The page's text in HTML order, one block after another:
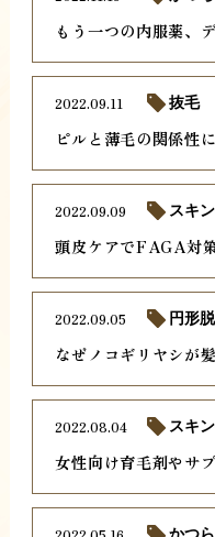
もう一つの内服薬、
ピルと薄毛の関係性
2022.09.11 抜毛
頭皮ケアでFAGA対
2022.09.09 スキ
なぜノコギリヤシが
2022.09.05 円形
女性向け育毛剤やサ
2022.08.04 スキ